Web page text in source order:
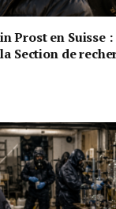
Prost en Suisse
Section de